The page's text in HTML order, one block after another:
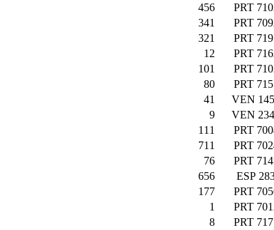
456 PRT
341 PRT
321 PRT
12 PRT
101 PRT
80 PRT
41 VEN
9 VEN
111 PRT
711 PRT
76 PRT
656 ESP
177 PRT
1 PRT
8 PRT